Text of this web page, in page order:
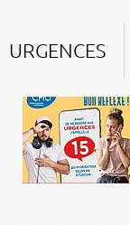
URGENCES